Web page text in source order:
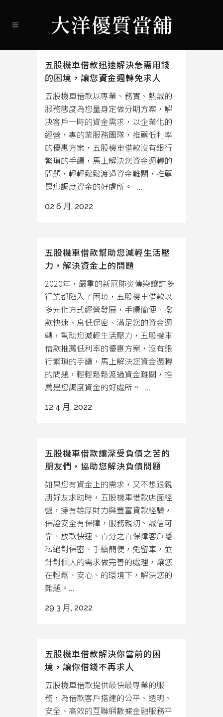
五股機車借款迅速解決急需用錢
的困境，讓您資金週轉免求人
五股機車借款以專業、務實、熱誠的
服務態度為您量身定做分期方案，解
决客戶一時的資金需求，以企業化的
經營，專的業服務團隊，推薦低利率
的優惠方案，五股機車借款沒有銀行
繁瑣的手續，馬上解決您資金週轉的
問題，輕輕鬆鬆渡過資金難關，推薦
是您調度資金的好處所。 ...
02 6 月, 2022
五股機車借款幫助您減輕生活壓
力，解決資金上的問題
2020年，嚴重的新冠肺炎傳染讓許多
行業都陷入了困境，五股機車借款以
多元化方式經營發展，手續簡便、撥
款快速、息低保密、滿足您的資金週
轉，幫助您減輕生活壓力，五股機車
借款推薦低利率的優惠方案，沒有銀
行繁瑣的手續，馬上解決您資金週轉
的問題，輕輕鬆鬆渡過資金難關，推
薦是您調度資金的好處所。 ...
12 4 月, 2022
五股機車借款讓深受負債之苦的
朋友們，協助您解決負債問題
如果您有資金上的需求，又不想跟親
朋好友求助時，五股機車借款店面經
營，擁有雄厚財力與豐富貸款經驗，
保證安全有保障，服務親切、誠信可
靠、放款快速、百分之百保障客戶隱
私絕對保密、手續簡便，免留車，並
針對個人的需求做完善的處理，讓您
在輕鬆、安心、的環境下，解決您的
難題。...
29 3 月, 2022
五股機車借款解決你當前的困
境，讓你借錢不再求人
五股機車借款提供最快最專業的服
務，為借款客戶搭建的公平、透明、
安全、高效的互聯網數據金融服務平